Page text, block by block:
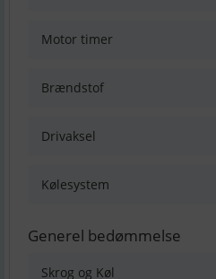
Motor timer
Brændstof
Drivaksel
Kølesystem
Generel bedømmelse
Skrog og Køl